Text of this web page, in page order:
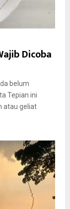
Dicoba
belum
Tepian ini
atau geliat